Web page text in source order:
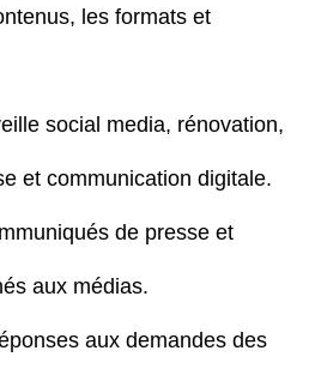
les formats et
social media, rénovation,
et communication digitale.
de presse et
aux médias.
aux demandes des